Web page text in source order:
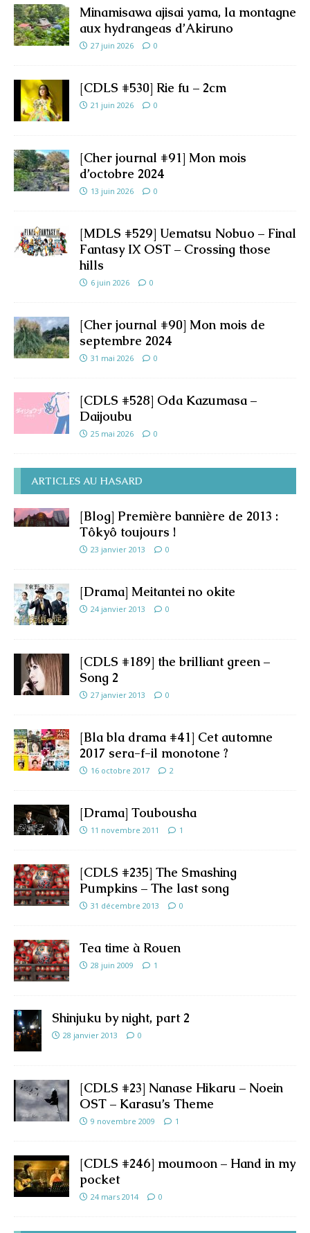
Minamisawa ajisai yama, la montagne
aux hydrangeas d’Akiruno
27 juin 2026 0
[CDLS #530] Rie fu – 2cm
21 juin 2026 0
[Cher journal #91] Mon mois
d’octobre 2024
13 juin 2026 0
[MDLS #529] Uematsu Nobuo – Final
Fantasy IX OST – Crossing those
hills
6 juin 2026 0
[Cher journal #90] Mon mois de
septembre 2024
31 mai 2026 0
[CDLS #528] Oda Kazumasa –
Daijoubu
25 mai 2026 0
ARTICLES AU HASARD
[Blog] Première bannière de 2013 :
Tôkyô toujours !
23 janvier 2013 0
[Drama] Meitantei no okite
24 janvier 2013 0
[CDLS #189] the brilliant green –
Song 2
27 janvier 2013 0
[Bla bla drama #41] Cet automne
2017 sera-f-il monotone ?
16 octobre 2017 2
[Drama] Toubousha
11 novembre 2011 1
[CDLS #235] The Smashing
Pumpkins – The last song
31 décembre 2013 0
Tea time à Rouen
28 juin 2009 1
Shinjuku by night, part 2
28 janvier 2013 0
[CDLS #23] Nanase Hikaru – Noein
OST – Karasu’s Theme
9 novembre 2009 1
[CDLS #246] moumoon – Hand in my
pocket
24 mars 2014 0